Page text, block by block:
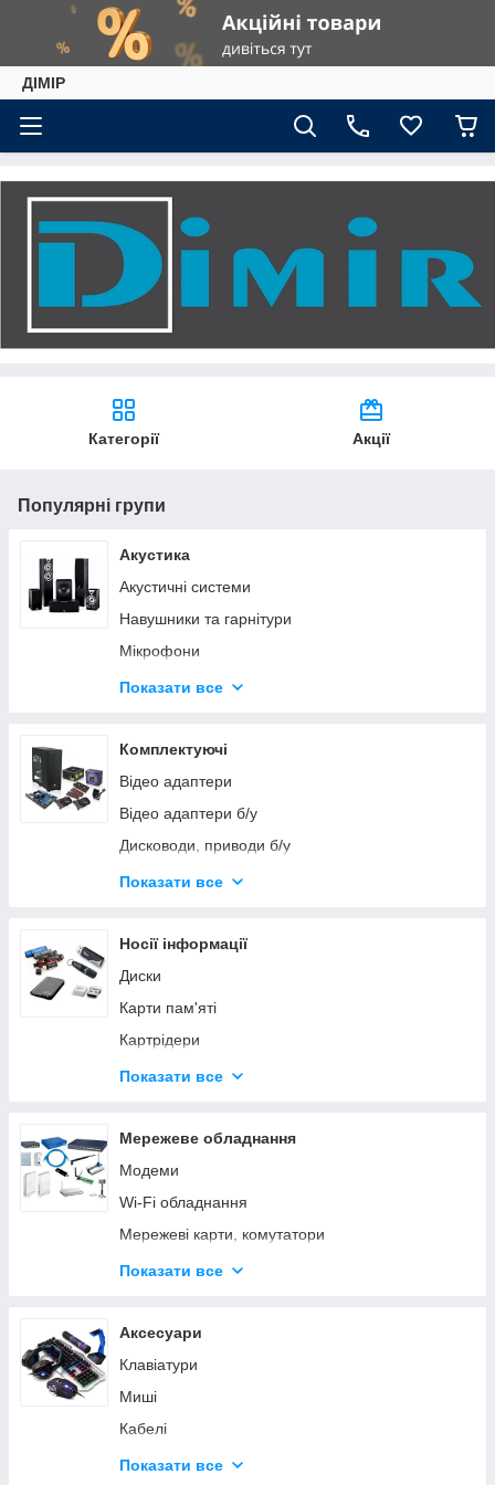
ДІМІР
Категорії Акції
Популярні групи
Акустика
Акустичні системи
Навушники та гарнітури
Мікрофони
Приймачі FM
Показати все
Комплектуючі
Відео адаптери
Відео адаптери б/у
Дисководи, приводи б/у
Жорсткі диски
Корпусу
Кулери
Материнські плати
Материнські плати б/у
Модулі пам'яті
Звукові плати / ТВ-ТЮНЕРИ
Процесори
Процесори б/у
Блоки живлення
Контролери/конвертори
Дисководи, приводи
Показати все
Носії інформації
Диски
Карти пам'яті
Картрідери
USB накопичувачі
Показати все
Мережеве обладнання
Модеми
Wi-Fi обладнання
Мережеві карти, комутатори
Кабелі, коннектори, розетки
Інструменти
Мережеве обладнання б/у
Показати все
Аксесуари
Клавіатури
Миші
Кабелі
Плеєри, модулятори
Показати все